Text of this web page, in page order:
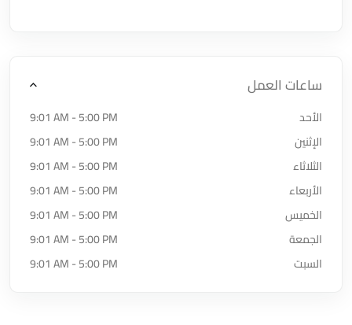
ساعات العمل
الأحد
9:01 AM - 5:00 PM
الإثنين
9:01 AM - 5:00 PM
الثلاثاء
9:01 AM - 5:00 PM
الأربعاء
9:01 AM - 5:00 PM
الخميس
9:01 AM - 5:00 PM
الجمعة
9:01 AM - 5:00 PM
السبت
9:01 AM - 5:00 PM